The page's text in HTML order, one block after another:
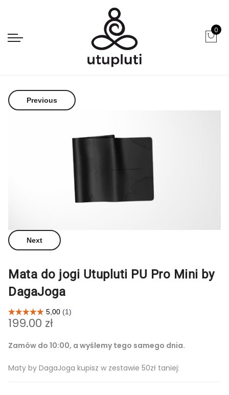
0
Maty MINI Mata do jogi Utupluti PU Pro Mini
Previous
Next
Mata do jogi Utupluti PU Pro Mini by
DagaJoga
199.00 zł
Zamów do 10:00, a wyślemy tego samego dnia.
Maty by DagaJoga kupisz w zestawie 50zł taniej: